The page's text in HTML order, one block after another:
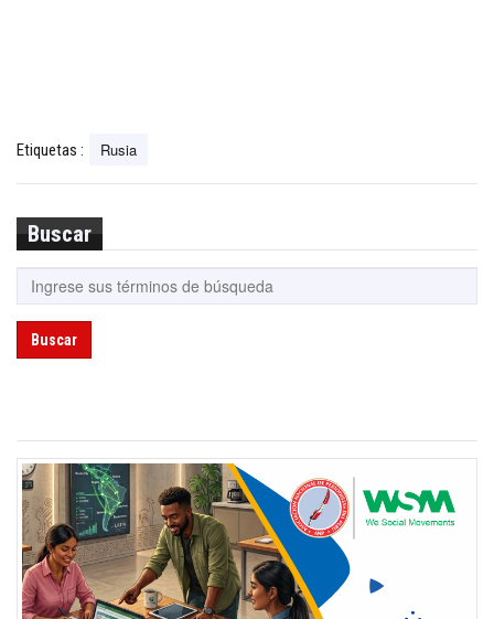
Etiquetas : Rusia
Buscar
Buscar